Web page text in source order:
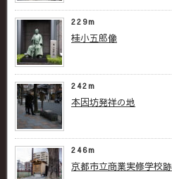
229m
桂小五郎像
242m
本因坊発祥の地
246m
京都市立商業実修学校跡